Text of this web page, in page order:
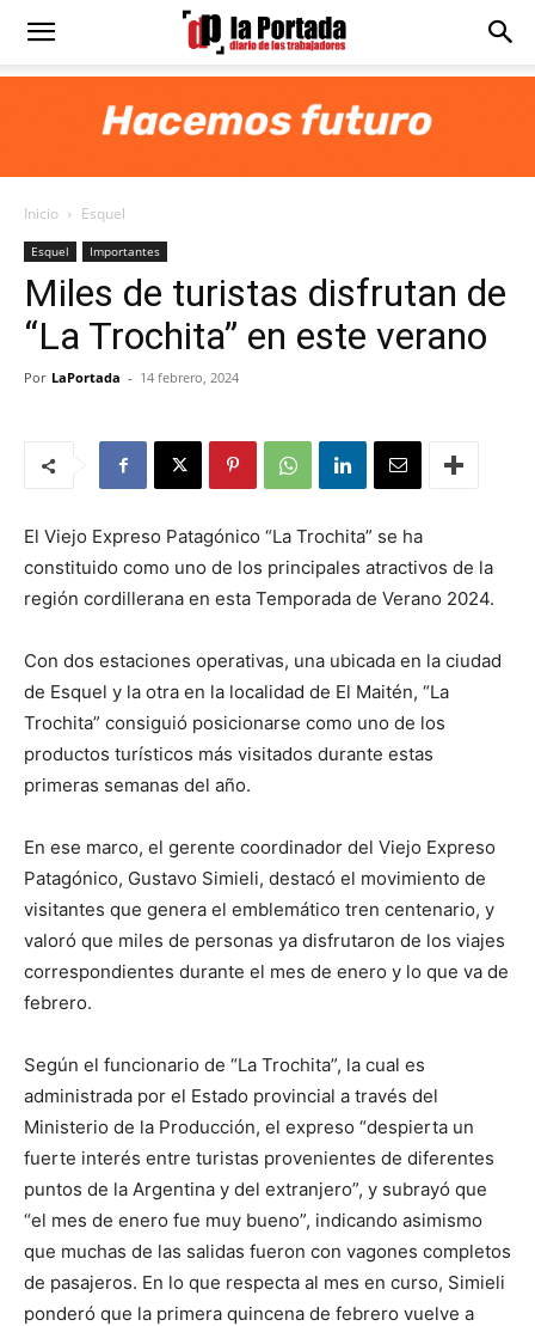
Diario
Portada
Inicio Esquel
Esquel Importantes
Miles de turistas disfrutan de
“La Trochita” en este verano
Por LaPortada - 14 febrero, 2024
El Viejo Expreso Patagónico “La Trochita” se ha
constituido como uno de los principales atractivos de la
región cordillerana en esta Temporada de Verano 2024.
Con dos estaciones operativas, una ubicada en la ciudad
de Esquel y la otra en la localidad de El Maitén, “La
Trochita” consiguió posicionarse como uno de los
productos turísticos más visitados durante estas
primeras semanas del año.
En ese marco, el gerente coordinador del Viejo Expreso
Patagónico, Gustavo Simieli, destacó el movimiento de
visitantes que genera el emblemático tren centenario, y
valoró que miles de personas ya disfrutaron de los viajes
correspondientes durante el mes de enero y lo que va de
febrero.
Según el funcionario de “La Trochita”, la cual es
administrada por el Estado provincial a través del
Ministerio de la Producción, el expreso “despierta un
fuerte interés entre turistas provenientes de diferentes
puntos de la Argentina y del extranjero”, y subrayó que
“el mes de enero fue muy bueno”, indicando asimismo
que muchas de las salidas fueron con vagones completos
de pasajeros. En lo que respecta al mes en curso, Simieli
ponderó que la primera quincena de febrero vuelve a